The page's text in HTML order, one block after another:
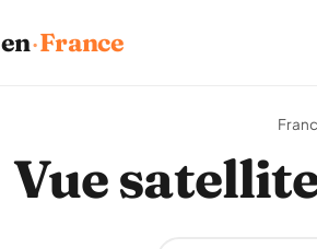
en·France
Vue